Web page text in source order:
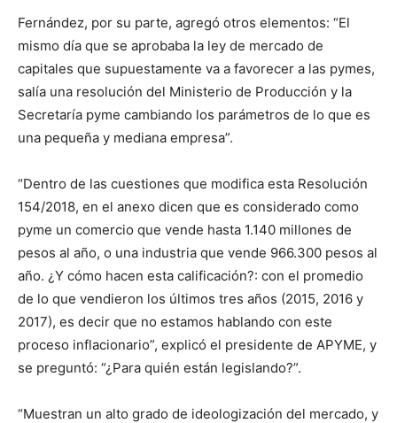
Fernández, por su parte, agregó otros elementos: “El
mismo día que se aprobaba la ley de mercado de
capitales que supuestamente va a favorecer a las pymes,
salía una resolución del Ministerio de Producción y la
Secretaría pyme cambiando los parámetros de lo que es
una pequeña y mediana empresa”.
“Dentro de las cuestiones que modifica esta Resolución
154/2018, en el anexo dicen que es considerado como
pyme un comercio que vende hasta 1.140 millones de
pesos al año, o una industria que vende 966.300 pesos al
año. ¿Y cómo hacen esta calificación?: con el promedio
de lo que vendieron los últimos tres años (2015, 2016 y
2017), es decir que no estamos hablando con este
proceso inflacionario”, explicó el presidente de APYME, y
se preguntó: “¿Para quién están legislando?”.
“Muestran un alto grado de ideologización del mercado, y